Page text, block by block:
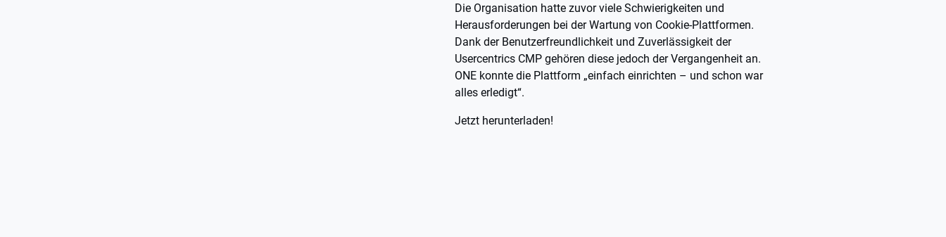
Die Organisation hatte zuvor viele Schwierigkeiten und
Herausforderungen bei der Wartung von Cookie-Plattformen.
Dank der Benutzerfreundlichkeit und Zuverlässigkeit der
Usercentrics CMP gehören diese jedoch der Vergangenheit an.
ONE konnte die Plattform „einfach einrichten – und schon war
alles erledigt“.
Jetzt herunterladen!